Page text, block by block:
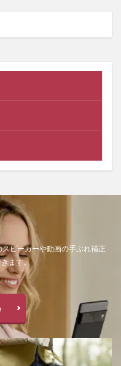
ピーカーや動画の手ぶれ補正
ます。